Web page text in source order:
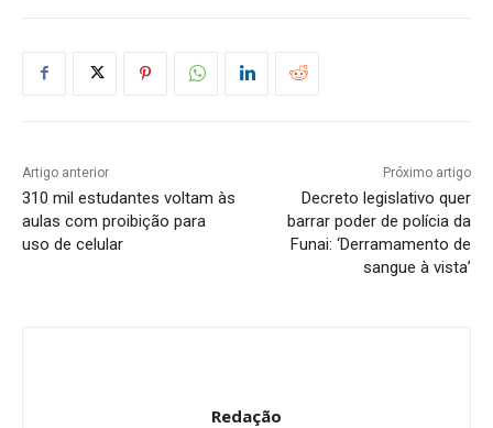
Artigo anterior
310 mil estudantes voltam às
aulas com proibição para
uso de celular
Próximo artigo
Decreto legislativo quer
barrar poder de polícia da
Funai: ‘Derramamento de
sangue à vista’
Redação